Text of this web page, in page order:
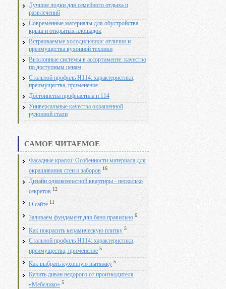
Лучшие лодки для семейного отдыха и
развлечений
Современные материалы для обустройства
крыш и открытых площадок
Встраиваемые холодильники: отличия и
преимущества кухонной техники
Выхлопные системы в ассортименте: качество
по доступным ценам
Стальной профиль Н114: характеристики,
преимущества, применение
Достоинства профнастила н 114
Универсальные качества окрашенной
рулонной стали
САМОЕ ЧИТАЕМОЕ
Фасадные краски: Особенности материала для
окрашивания стен и заборов 16
Дизайн однокомнатной квартиры - несколько
секретов 12
О сайте 11
Заливаем фундамент для бани правильно 6
Как покрасить керамическую плитку 5
Стальной профиль Н114: характеристики,
преимущества, применение 5
Как выбрать кухонную вытяжку 5
Купить диван недорого от производителя
«Мебелико» 5